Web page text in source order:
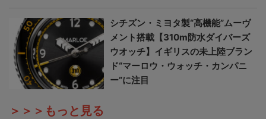
シチズン・ミヨタ製“高機能”ムーヴ
メント搭載【310m防水ダイバーズ
ウオッチ】イギリスの未上陸ブラン
ド“マーロウ・ウォッチ・カンパニ
ー”に注目
＞＞＞もっと見る